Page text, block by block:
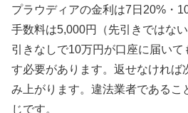
プラウディアの金利は7日20%・
手数料は5,000円（先引きではな
引きなしで10万円が口座に届いて
す必要があります。返せなければ
み上がります。違法業者であるこ
じです。